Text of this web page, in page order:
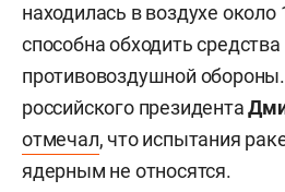
находилась в воздухе около
способна обходить
противовоздушной
российского президента
отмечал, что испытания
ядерным не относятся.